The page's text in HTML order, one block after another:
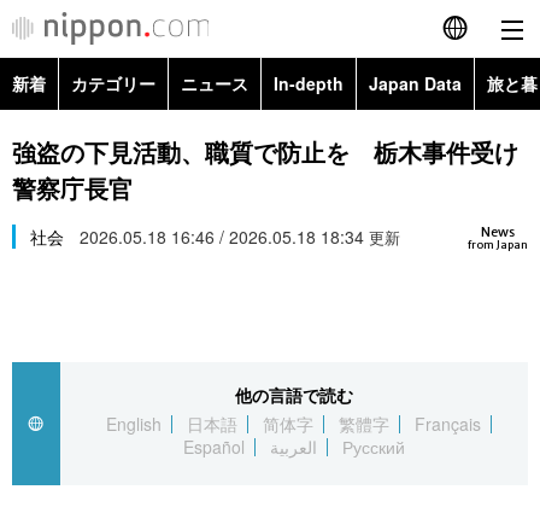
English
简体字
Русский
カテゴリー
経済・ビジネス
国際
トップ
アーカイブ
In-depth
Japan Data
新着 カテゴリー ニュース In-depth Japan Data 旅と
政治・外交
経済・ビジネス
Topics
強盗の下見活動、職質で防止を 栃木事件受け
警察庁長官
News
from Japan
社会 2026.05.18 16:46 / 2026.05.18 18:34 更新
他の言語で読む
English
日本語 简体字 繁體字
Français
Español
العربية Русский